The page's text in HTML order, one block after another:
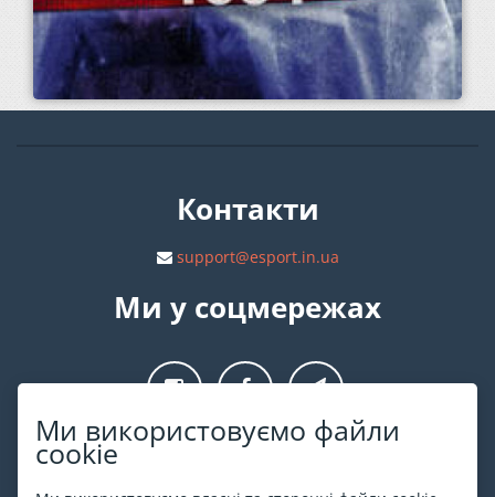
Ми використовуємо файли
cookie
Контакти
support@esport.in.ua
Ми у соцмережах
Про ESPORT .in.ua